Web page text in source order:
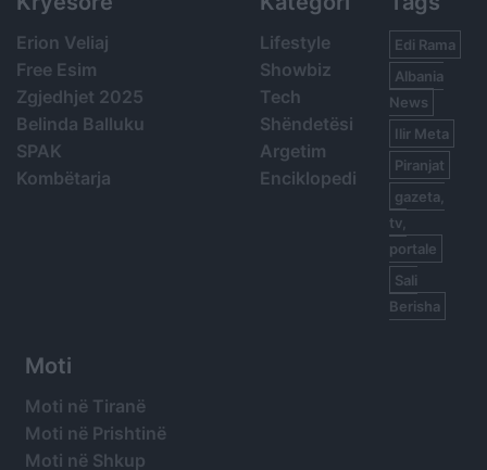
Erion Veliaj
Free Esim
Zgjedhjet 2025
Belinda Balluku
SPAK
Kombëtarja
Lifestyle
Showbiz
Tech
Shëndetësi
Argetim
Enciklopedi
Edi Rama
Albania
News
Ilir Meta
Piranjat
gazeta,
tv,
portale
Sali
Berisha
Moti
Moti në Tiranë
Moti në Prishtinë
Moti në Shkup